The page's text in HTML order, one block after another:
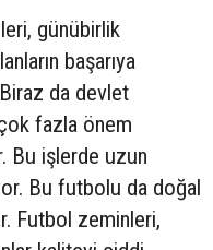
günübirlik
başarıya
Biraz da devlet
fazla önem
Bu işlerde uzun
Bu futbolu da doğal
Futbol zeminleri,